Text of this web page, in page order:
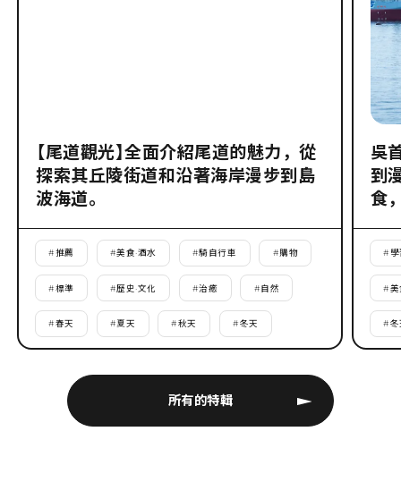
所有的特輯
【尾道觀光】全面介紹尾道的魅力，從
探索其丘陵街道和沿著海岸漫步到島
波海道。
#推薦 #美食·酒水 #騎自行車 #購物
#標準 #歷史·文化 #治癒 #自然
#春天 #夏天 #秋天 #冬天
吳
到
食
# 學
#美
#冬